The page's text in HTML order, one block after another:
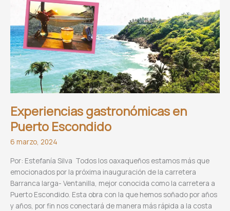
Experiencias gastronómicas en
Puerto Escondido
6 marzo, 2024
Por: Estefanía Silva Todos los oaxaqueños estamos más que
emocionados por la próxima inauguración de la carretera
Barranca larga- Ventanilla, mejor conocida como la carretera a
Puerto Escondido. Esta obra con la que hemos soñado por años
y años, por fin nos conectará de manera más rápida a la costa